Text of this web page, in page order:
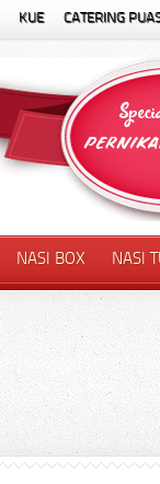
KUE CATERING
NASI BOX NASI